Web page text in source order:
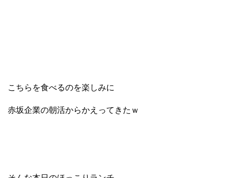
こちらを食べるのを楽しみに
赤坂企業の朝活からかえってきたｗ